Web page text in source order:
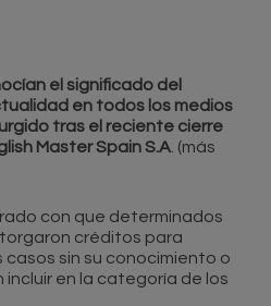
el significado del
en todos los medios
tras el reciente cierre
Master Spain S.A . (más
con que determinados
créditos para
sin su conocimiento o
en la categoría de los